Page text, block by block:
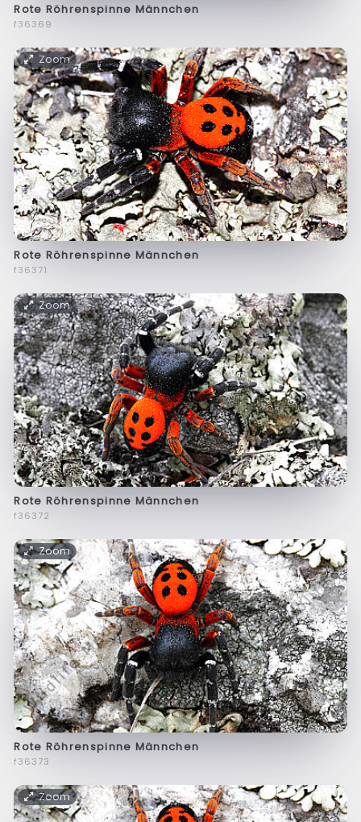
Rote Röhrenspinne Männchen
f36369
Zoom
Rote Röhrenspinne Männchen
f36371
Zoom
Rote Röhrenspinne Männchen
f36372
Zoom
Rote Röhrenspinne Männchen
f36373
Zoom